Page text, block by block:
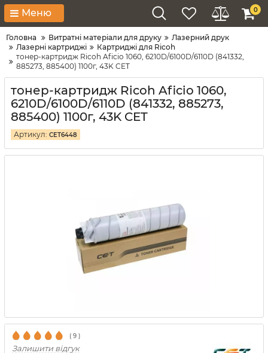
Меню 0
Головна Витратні матеріали для друку
Лазерний друк
Лазерні картриджі
Картриджі для Ricoh
тонер-картридж Ricoh Aficio 1060, 6210D/6100D/6110D (841332,
885273, 885400) 1100г, 43K CET
тонер-картридж Ricoh Aficio 1060,
6210D/6100D/6110D (841332, 885273,
885400) 1100г, 43K CET
Артикул: CET6448
( 9 )
Залишити відгук